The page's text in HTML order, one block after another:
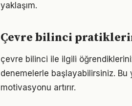
yaklaşım.
Çevre bilinci
çevre bilinci ile ilgili
denemelerle başlayabilirsiniz. Bu
motivasyonu artırır.